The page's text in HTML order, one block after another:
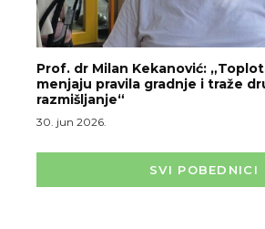
Prof. dr Milan Kekanović:
menjaju pravila gradnje i traže
razmišljanje“
30. jun 2026.
SVI POBEDNICI